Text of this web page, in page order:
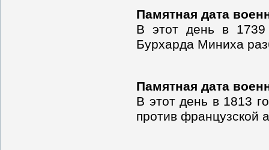
Памятная дата
В этот день в 1739
Бурхарда Миниха
Памятная дата
В этот день в 1813
против французской